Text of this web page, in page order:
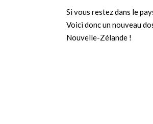
Si vous restez dans le
Voici donc un nouveau
Nouvelle-Zélande !